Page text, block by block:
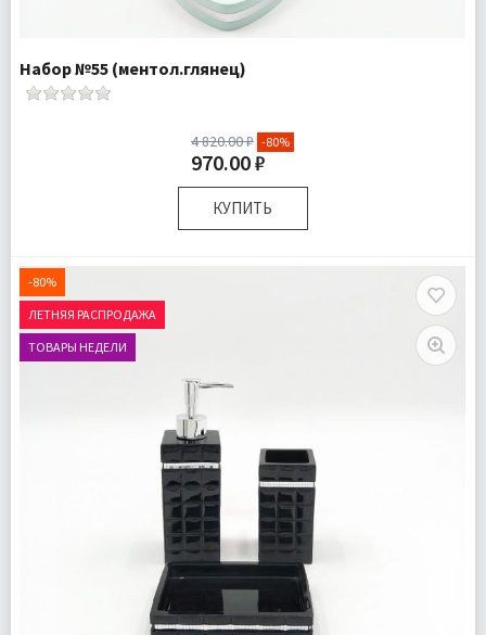
Набор №55 (ментол.глянец)
4 820.00 ₽ -80%
970.00 ₽
КУПИТЬ
Стаканчик для зубных щеток 1 шт
Мыльница для твердого мыла 1 шт
Доставка:
Подробнее
-80%
ЛЕТНЯЯ РАСПРОДАЖА
ТОВАРЫ НЕДЕЛИ